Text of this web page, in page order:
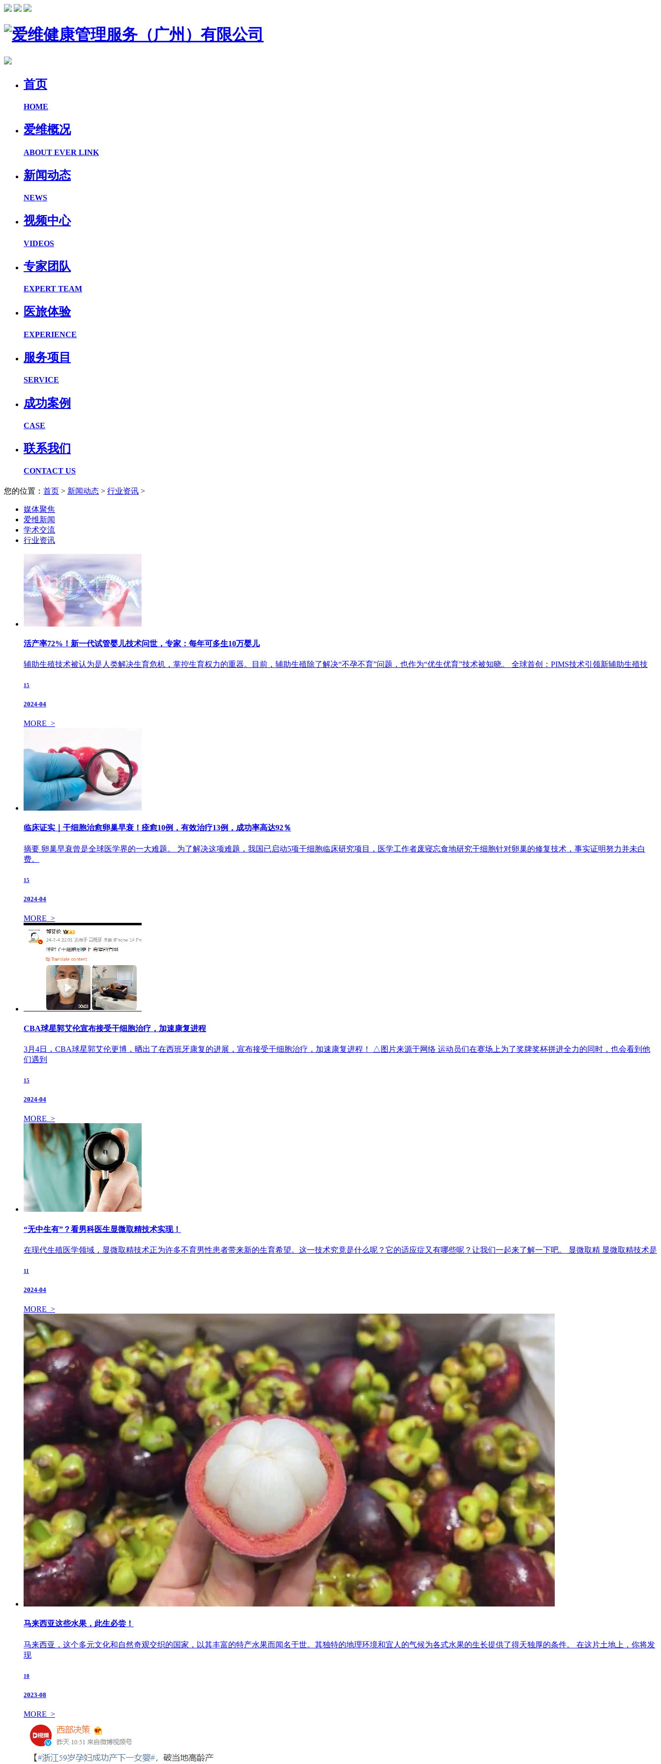
首页
HOME
爱维概况
ABOUT EVER LINK
新闻动态
NEWS
视频中心
VIDEOS
专家团队
EXPERT TEAM
医旅体验
EXPERIENCE
服务项目
SERVICE
成功案例
CASE
联系我们
CONTACT US
您的位置： 首页 > 新闻动态 > 行业资讯 >
媒体聚焦
爱维新闻
学术交流
行业资讯
活产率72%！新一代试管婴儿技术问世，专家：每年可多生10万婴儿
辅助生殖技术被认为是人类解决生育危机，掌控生育权力的重器。目前，辅助生殖除了解决“不孕不育”问题，也作为“优生优育”技术被知晓。 全球首创：PIMS技术引领新辅助生殖技
15
2024-04
MORE >
临床证实｜干细胞治愈卵巢早衰！痊愈10例，有效治疗13例，成功率高达92％
摘要 卵巢早衰曾是全球医学界的一大难题。 为了解决这项难题，我国已启动5项干细胞临床研究项目，医学工作者废寝忘食地研究干细胞针对卵巢的修复技术，事实证明努力并未白
费。
15
2024-04
MORE >
CBA球星郭艾伦宣布接受干细胞治疗，加速康复进程
3月4日，CBA球星郭艾伦更博，晒出了在西班牙康复的进展，宣布接受干细胞治疗，加速康复进程！ △图片来源于网络 运动员们在赛场上为了奖牌奖杯拼进全力的同时，也会看到他
们遇到
15
2024-04
MORE >
“无中生有”？看男科医生显微取精技术实现！
在现代生殖医学领域，显微取精技术正为许多不育男性患者带来新的生育希望。这一技术究竟是什么呢？它的适应症又有哪些呢？让我们一起来了解一下吧。 显微取精 显微取精技术是
11
2024-04
MORE >
马来西亚这些水果，此生必尝！
马来西亚，这个多元文化和自然奇观交织的国家，以其丰富的特产水果而闻名于世。其独特的地理环境和宜人的气候为各式水果的生长提供了得天独厚的条件。 在这片土地上，你将发
现
10
2023-08
MORE >